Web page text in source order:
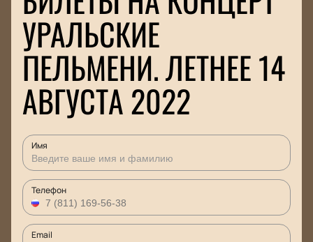
УРАЛЬСКИЕ
ПЕЛЬМЕНИ. ЛЕТНЕЕ 14
АВГУСТА 2022
Имя
Телефон
Email